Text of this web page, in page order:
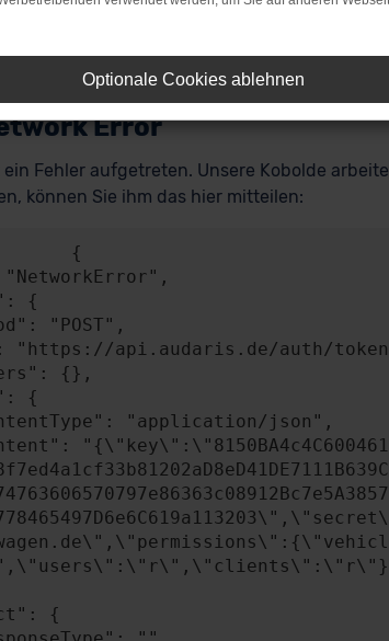
Error
ein Fehler aufgetreten. Unsere Kobolde
können Sie ihm das hier mitteilen:
Optionale Cookies ablehnen